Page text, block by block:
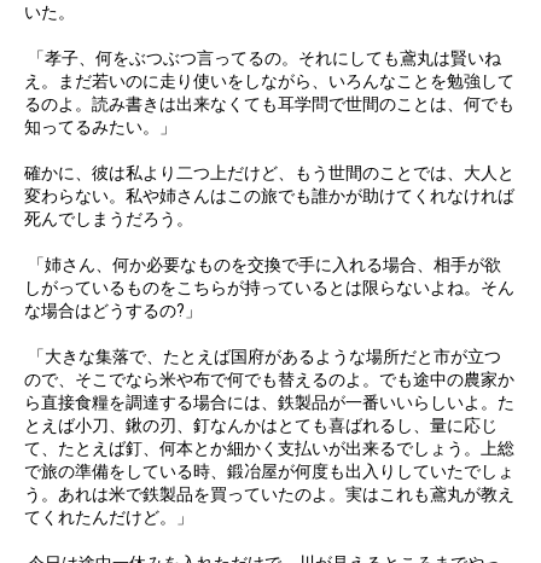
いた。
「孝子、何をぶつぶつ言ってるの。それにしても鳶丸は賢いね
え。まだ若いのに走り使いをしながら、いろんなことを勉強して
るのよ。読み書きは出来なくても耳学問で世間のことは、何でも
知ってるみたい。」
確かに、彼は私より二つ上だけど、もう世間のことでは、大人と
変わらない。私や姉さんはこの旅でも誰かが助けてくれなければ
死んでしまうだろう。
「姉さん、何か必要なものを交換で手に入れる場合、相手が欲
しがっているものをこちらが持っているとは限らないよね。そん
な場合はどうするの?」
「大きな集落で、たとえば国府があるような場所だと市が立つ
ので、そこでなら米や布で何でも替えるのよ。でも途中の農家か
ら直接食糧を調達する場合には、鉄製品が一番いいらしいよ。た
とえば小刀、鍬の刃、釘なんかはとても喜ばれるし、量に応じ
て、たとえば釘、何本とか細かく支払いが出来るでしょう。上総
で旅の準備をしている時、鍛冶屋が何度も出入りしていたでしょ
う。あれは米で鉄製品を買っていたのよ。実はこれも鳶丸が教え
てくれたんだけど。」